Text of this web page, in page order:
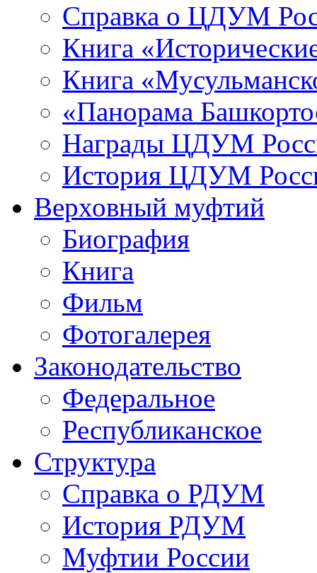
Справка о ЦДУМ
Книга
Книга
«Панорама
Награды ЦДУМ
История ЦДУМ
Верховный муфтий
Биография
Книга
Фильм
Фотогалерея
Законодательство
Федеральное
Республиканское
Структура
Справка о РДУМ
История РДУМ
Муфтии России